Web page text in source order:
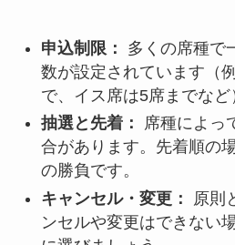
申込制限：
多くの席種で
数が設定されています（
で、イス席は5席までなど
抽選と先着：
席種によっ
合があります。先着順の
の勝負です。
キャンセル・変更：
原則
ンセルや変更はできない